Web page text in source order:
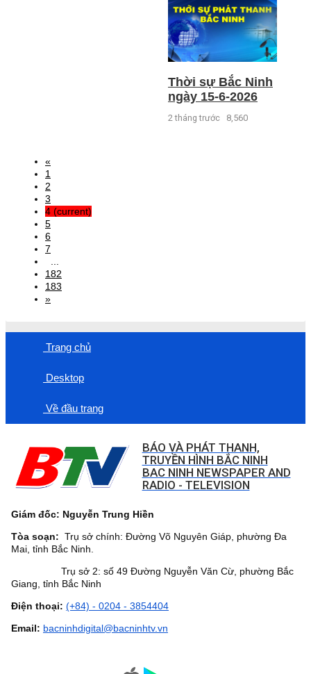
Thời sự Bắc Ninh
ngày 15-6-2026
2 tháng trước 8,560
«
1
2
3
4 (current)
5
6
7
...
182
183
»
Trang chủ
Desktop
Về đầu trang
BÁO VÀ PHÁT THANH,
TRUYỀN HÌNH BẮC NINH
BAC NINH NEWSPAPER AND
RADIO - TELEVISION
Giám đốc: Nguyễn Trung Hiền
Tòa soạn: Trụ sở chính: Đường Võ Nguyên Giáp, phường Đa
Mai, tỉnh Bắc Ninh.
Trụ sở 2: số 49 Đường Nguyễn Văn Cừ, phường Bắc
Giang, tỉnh Bắc Ninh
Điện thoại: (+84) - 0204 - 3854404
Email: bacninhdigital@bacninhtv.vn